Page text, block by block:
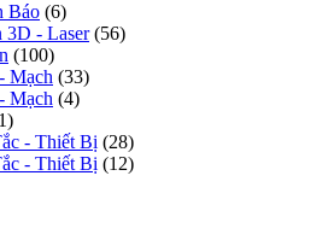
Báo (6)
- Laser (56)
(100)
Mạch (33)
Mạch (4)
- Thiết Bị (28)
- Thiết Bị (12)